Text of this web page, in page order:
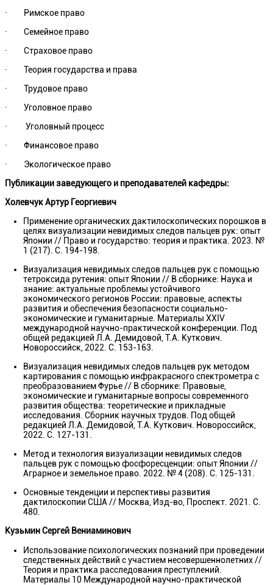
· Римское право
· Семейное право
· Страховое право
· Теория государства и права
· Трудовое право
· Уголовное право
· Уголовный процесс
· Финансовое право
· Экологическое право
Публикации заведующего и преподавателей кафедры:
Холевчук Артур Георгиевич
Применение органических дактилоскопических порошков в
целях визуализации невидимых следов пальцев рук: опыт
Японии // Право и государство: теория и практика. 2023. №
1 (217). С. 194-198.
Визуализация невидимых следов пальцев рук с помощью
тетроксида рутения: опыт Японии // В сборнике: Наука и
знание: актуальные проблемы устойчивого
экономического регионов России: правовые, аспекты
развития и обеспечения безопасности социально-
экономические и гуманитарные. Материалы XXIV
международной научно-практической конференции. Под
общей редакцией Л.А. Демидовой, Т.А. Куткович.
Новороссийск, 2022. С. 153-163.
Визуализация невидимых следов пальцев рук методом
картирования с помощью инфракрасного спектрометра с
преобразованием Фурье // В сборнике: Правовые,
экономические и гуманитарные вопросы современного
развития общества: теоретические и прикладные
исследования. Сборник научных трудов. Под общей
редакцией Л.А. Демидовой, Т.А. Куткович. Новороссийск,
2022. С. 127-131.
Метод и технология визуализации невидимых следов
пальцев рук с помощью фосфоресценции: опыт Японии //
Аграрное и земельное право. 2022. № 4 (208). С. 125-131.
Основные тенденции и перспективы развития
дактилоскопии США // Москва, Изд-во, Проспект. 2021. С.
480.
Кузьмин Сергей Вениаминович
Использование психологических познаний при проведении
следственных действий с участием несовершеннолетних //
Теория и практика расследования преступлений.
Материалы 10 Международной научно-практической